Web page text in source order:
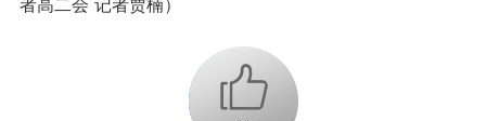
者高二会 记者贾楠）
+1